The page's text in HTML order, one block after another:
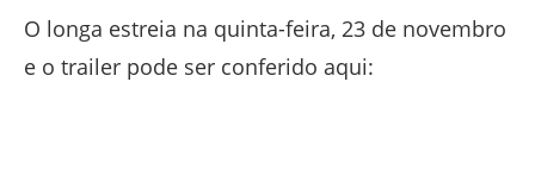
O longa estreia na quinta-feira, 23 de novembro
e o trailer pode ser conferido aqui: